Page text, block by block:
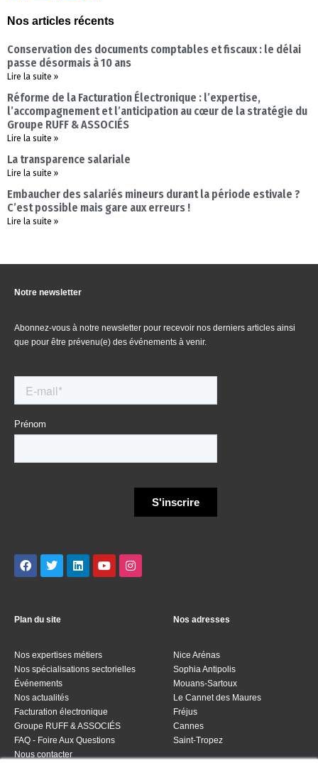
Nos articles récents
Conservation des documents comptables et fiscaux : le délai
passe désormais à 10 ans
Lire la suite »
Réforme de la Facturation Électronique : l’expertise,
l’accompagnement et l’anticipation au cœur de la stratégie du
Groupe RUFF & ASSOCIÉS
Lire la suite »
La transparence salariale
Lire la suite »
Embaucher des salariés mineurs durant la période estivale ?
C’est possible mais gare aux erreurs !
Lire la suite »
Notre newsletter
Abonnez-vous à notre newsletter pour recevoir nos derniers articles ainsi
que pour être prévenu(e) des événements à venir.
Plan du site
Nos expertises métiers
Nos spécialisations sectorielles
Événements
Nos actualités
Facturation électronique
Groupe RUFF & ASSOCIÉS
FAQ - Foire Aux Questions
Nous contacter
Nos adresses
Nice Arénas
Sophia Antipolis
Mouans-Sartoux
Le Cannet des Maures
Fréjus
Cannes
Saint-Tropez